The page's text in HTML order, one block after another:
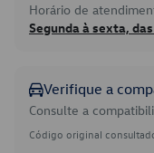
Horário de
Segunda à sexta,
Verifique a
Consulte a
Código original